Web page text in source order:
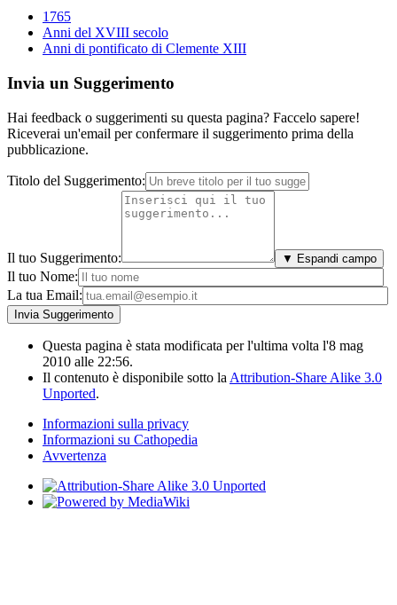
1765
Anni del XVIII secolo
Anni di pontificato di Clemente XIII
Invia un Suggerimento
Hai feedback o suggerimenti su questa pagina? Faccelo sapere!
Riceverai un'email per confermare il suggerimento prima della
pubblicazione.
Titolo del Suggerimento:
Il tuo Suggerimento: ▼ Espandi campo
Il tuo Nome:
La tua Email:
Questa pagina è stata modificata per l'ultima volta l'8 mag
2010 alle 22:56.
Il contenuto è disponibile sotto la Attribution-Share Alike 3.0
Unported.
Informazioni sulla privacy
Informazioni su Cathopedia
Avvertenza